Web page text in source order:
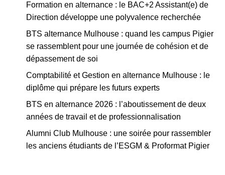
Formation en alternance : le BAC+2 Assistant(e) de
Direction développe une polyvalence recherchée
BTS alternance Mulhouse : quand les campus Pigier
se rassemblent pour une journée de cohésion et de
dépassement de soi
Comptabilité et Gestion en alternance Mulhouse : le
diplôme qui prépare les futurs experts
BTS en alternance 2026 : l’aboutissement de deux
années de travail et de professionnalisation
Alumni Club Mulhouse : une soirée pour rassembler
les anciens étudiants de l’ESGM & Proformat Pigier